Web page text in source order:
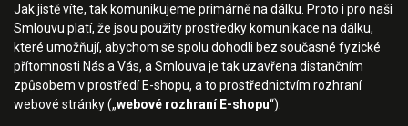
Jak jistě víte, tak komunikujeme primárně na dálku. Proto i pro naši
Smlouvu platí, že jsou použity prostředky komunikace na dálku,
které umožňují, abychom se spolu dohodli bez současné fyzické
přítomnosti Nás a Vás, a Smlouva je tak uzavřena distančním
způsobem v prostředí E-shopu, a to prostřednictvím rozhraní
webové stránky („webové rozhraní E-shopu“).